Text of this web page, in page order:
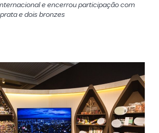
e encerrou participação com
e dois bronzes